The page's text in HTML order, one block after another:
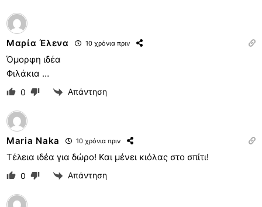
Μαρία Έλενα 10 χρόνια πριν
Όμορφη ιδέα
Φιλάκια …
0 Απάντηση
Maria Naka 10 χρόνια πριν
Τέλεια ιδέα για δώρο! Και μένει κιόλας στο σπίτι!
0 Απάντηση